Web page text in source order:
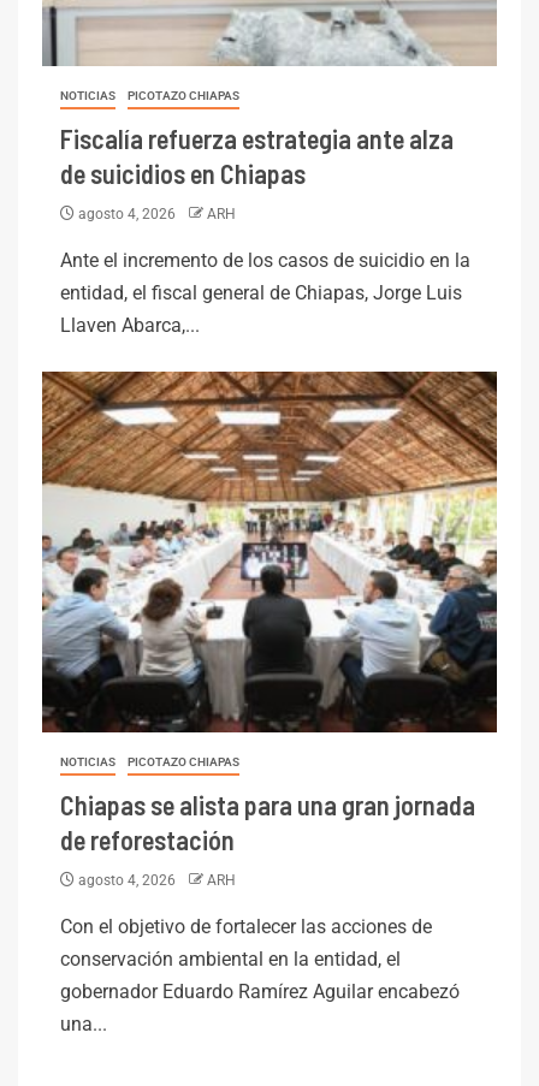
NOTICIAS PICOTAZO CHIAPAS
Fiscalía refuerza estrategia ante alza
de suicidios en Chiapas
agosto 4, 2026 ARH
Ante el incremento de los casos de suicidio en la
entidad, el fiscal general de Chiapas, Jorge Luis
Llaven Abarca,...
NOTICIAS PICOTAZO CHIAPAS
Chiapas se alista para una gran jornada
de reforestación
agosto 4, 2026 ARH
Con el objetivo de fortalecer las acciones de
conservación ambiental en la entidad, el
gobernador Eduardo Ramírez Aguilar encabezó
una...